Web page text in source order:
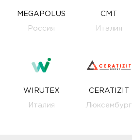
MEGAPOLUS
Россия
CMT
Италия
WIRUTEX
Италия
CERATIZIT
Люксембург